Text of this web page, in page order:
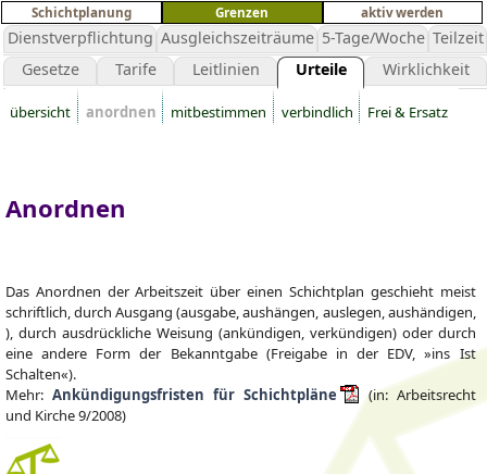
Schichtplanung Grenzen aktiv werden
Dienstverpflichtung Ausgleichszeiträume 5-Tage/Woche Teilzeit
Gesetze
Tarife Leitlinien Urteile Wirklichkeit
übersicht anordnen mitbestimmen verbindlich Frei & Ersatz
Anordnen
Das Anordnen der Arbeitszeit über einen Schichtplan geschieht meist
schriftlich, durch Ausgang (ausgabe, aushängen, auslegen, aushändigen,
), durch ausdrückliche Weisung (ankündigen, verkündigen) oder durch
eine andere Form der Bekanntgabe (Freigabe in der EDV, »ins Ist
Schalten«).
Mehr:Ankündigungsfristen für Schichtpläne
(in: Arbeitsrecht
und Kirche 9/2008)